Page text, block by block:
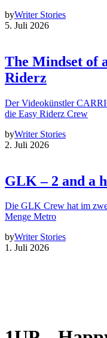
byWriter Stories
5. Juli 2026
The Mindset of
Riderz
Der Videokünstler
die Easy Riderz Crew
byWriter Stories
2. Juli 2026
GLK – 2 and a
Die GLK Crew hat im
Menge Metro
byWriter Stories
1. Juli 2026